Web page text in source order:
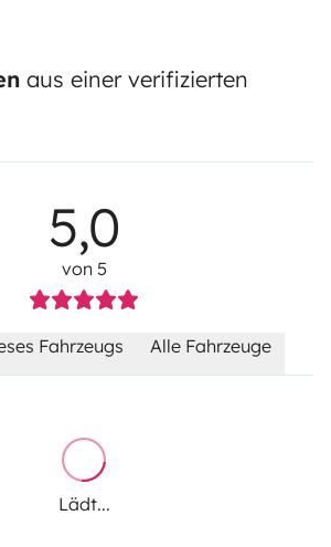
aus einer verifizierten
5,0
von 5
Fahrzeugs Alle Fahrzeuge
Lädt...